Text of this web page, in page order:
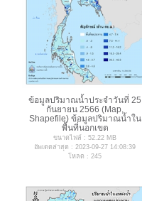
ข้อมูลปริมาณน้ำประจำวันที่ 25
กันยายน 2566 (Map,
Shapefile) ข้อมูลปริมาณน้ำใน
พื้นที่นอกเขต
ขนาดไฟล์ : 52.22 MB
อัพเดตล่าสุด : 2023-09-27 14:08:39
โหลด : 245